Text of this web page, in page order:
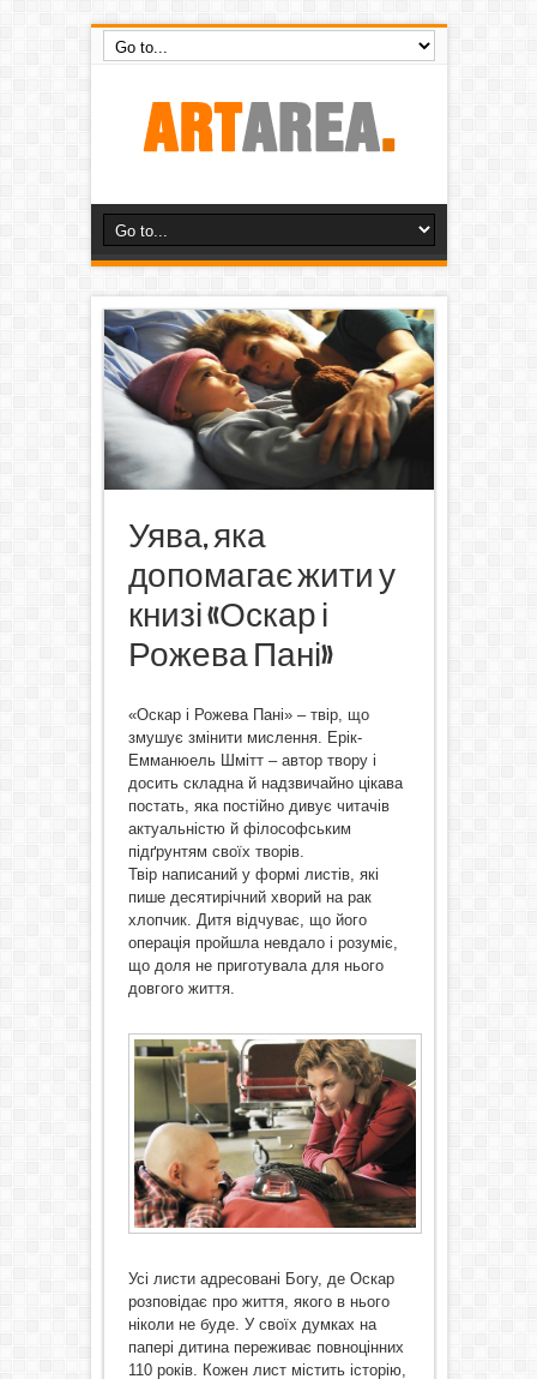
Уява, яка
допомагає жити у
книзі «Оскар і
Рожева Пані»
«Оскар і Рожева Пані» – твір, що
змушує змінити мислення. Ерік-
Емманюель Шмітт – автор твору і
досить складна й надзвичайно цікава
постать, яка постійно дивує читачів
актуальністю й філософським
підґрунтям своїх творів.
Твір написаний у формі листів, які
пише десятирічний хворий на рак
хлопчик. Дитя відчуває, що його
операція пройшла невдало і розуміє,
що доля не приготувала для нього
довгого життя.
Усі листи адресовані Богу, де Оскар
розповідає про життя, якого в нього
ніколи не буде. У своїх думках на
папері дитина переживає повноцінних
110 років. Кожен лист містить історію,